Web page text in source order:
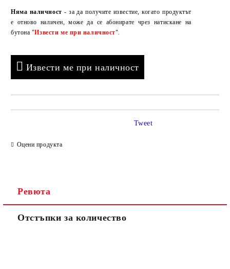
Няма наличност - за да получите известие, когато продуктът
е отново наличен, може да се абонирате чрез натискане на
бутона "Извести ме при наличност".
Извести ме при наличност
Оцени продукта
Tweet
Ревюта
Отстъпки за количество